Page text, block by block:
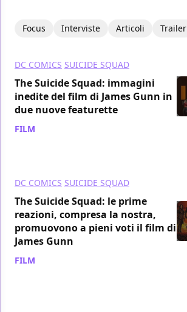
Focus Interviste Articoli Trailer
DC COMICS SUICIDE SQUAD
The Suicide Squad: immagini
inedite del film di James Gunn in
due nuove featurette
FILM
DC COMICS SUICIDE SQUAD
The Suicide Squad: le prime
reazioni, compresa la nostra,
promuovono a pieni voti il film di
James Gunn
FILM